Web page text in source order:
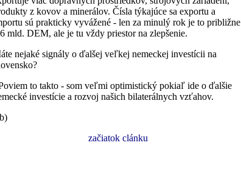
z kovov a minerálov. Čísla týkajúce sa exportu a
sú prakticky vyvážené - len za minulý rok je to približne
mld. DEM, ale je tu vždy priestor na zlepšenie.
nejaké signály o ďalšej veľkej nemeckej investícii na
to takto - som veľmi optimistický pokiaľ ide o ďalšie
investície a rozvoj našich bilaterálnych vzťahov.
začiatok clánku